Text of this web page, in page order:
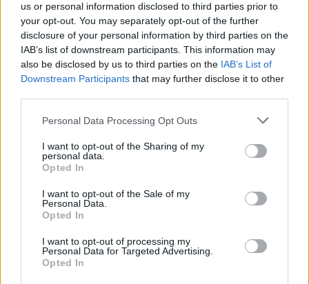
us or personal information disclosed to third parties prior to
your opt-out. You may separately opt-out of the further
disclosure of your personal information by third parties on the
IAB’s list of downstream participants. This information may
also be disclosed by us to third parties on the IAB’s List of
Downstream Participants that may further disclose it to other
Personal Data Processing Opt Outs
I want to opt-out of the Sharing of my
personal data.
Opted In
I want to opt-out of the Sale of my
Personal Data.
Opted In
I want to opt-out of processing my
Personal Data for Targeted Advertising.
Opted In
Wiedza ogólna
Piekielnie trudny test wiedy ogólnej -
Zdobęd...
Wiedza ogólna
90% osób popełnia błąd w tym quizie
wiedzy og...